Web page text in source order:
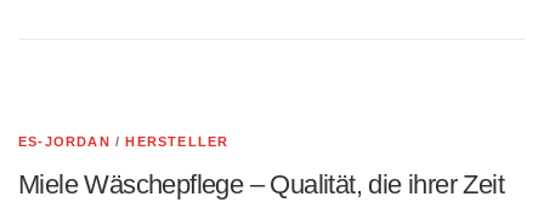
ES-JORDAN / HERSTELLER
Miele Wäschepflege – Qualität, die ihrer Zeit